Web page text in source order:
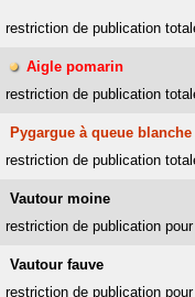
restriction de publication
Aigle pomarin
restriction de publication
Pygargue à queue blanche
restriction de publication
Vautour moine
restriction de publication
Vautour fauve
restriction de publication